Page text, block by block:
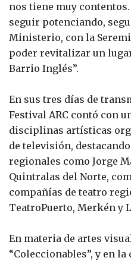
nos tiene muy
seguir potenciando,
Ministerio, con la
poder revitalizar un
Barrio Inglés”.
En sus tres días de
Festival ARC contó con
disciplinas artísticas
de televisión,
regionales como Jorge
Quintralas del Norte,
compañías de teatro
TeatroPuerto, Merkén y
En materia de artes
“Coleccionables”, y en